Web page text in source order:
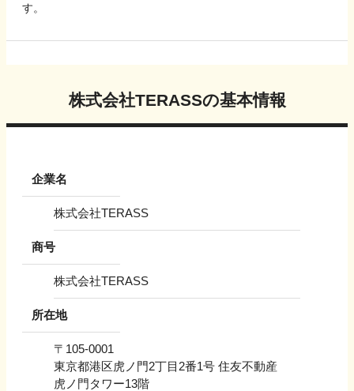
す。
株式会社TERASSの基本情報
企業名
株式会社TERASS
商号
株式会社TERASS
所在地
〒 105-0001
東京都港区虎ノ門2丁目2番1号 住友不動産
虎ノ門タワー13階